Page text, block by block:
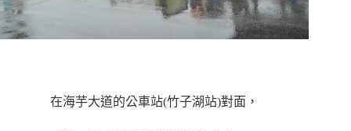
在海芋大道的公車站(竹子湖站)對面，